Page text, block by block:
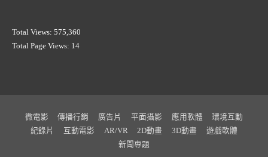
Total Views: 575,360
Total Page Views: 14
微電影 傳播行銷 廣告片 平面攝影 應用軟體
環境互動
紀錄片
互動電影 AR/VR 2D動畫 3D動畫
遊戲軟體
新聞專題